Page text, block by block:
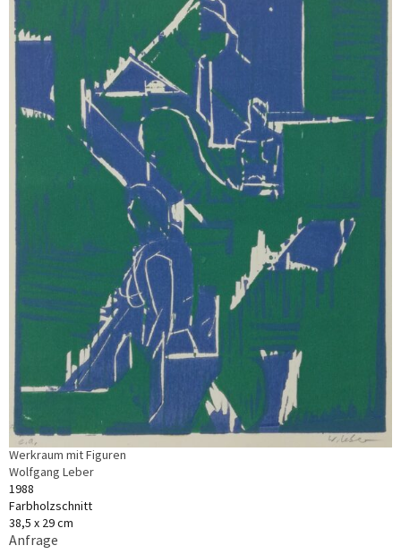
Werkraum mit Figuren
Wolfgang Leber
1988
Farbholzschnitt
38,5 x 29 cm
Anfrage